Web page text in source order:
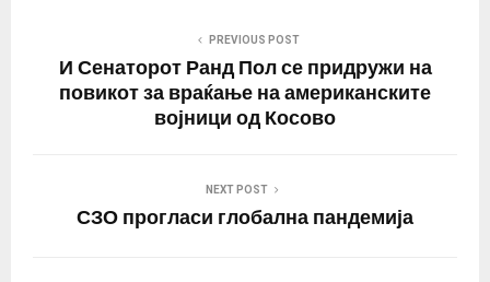
PREVIOUS POST
И Сенаторот Ранд Пол се придружи на
повикот за враќање на американските
војници од Косово
NEXT POST
СЗО прогласи глобална пандемија